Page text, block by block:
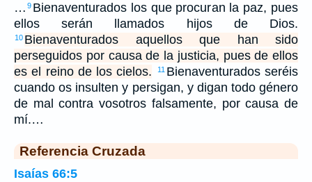
… 9 Bienaventurados los que procuran la paz, pues
ellos serán llamados hijos de Dios.
10 Bienaventurados aquellos que han sido
perseguidos por causa de la justicia, pues de ellos
es el reino de los cielos.
11 Bienaventurados seréis
cuando os insulten y persigan, y digan todo género
de mal contra vosotros falsamente, por causa de
mí.…
Referencia Cruzada
Isaías 66:5